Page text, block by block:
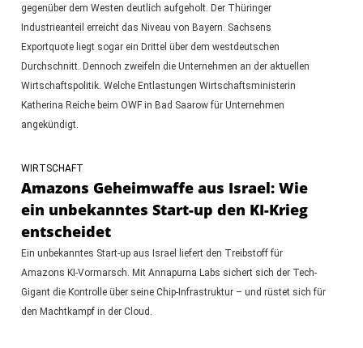
gegenüber dem Westen deutlich aufgeholt. Der Thüringer
Industrieanteil erreicht das Niveau von Bayern. Sachsens
Exportquote liegt sogar ein Drittel über dem westdeutschen
Durchschnitt. Dennoch zweifeln die Unternehmen an der aktuellen
Wirtschaftspolitik. Welche Entlastungen Wirtschaftsministerin
Katherina Reiche beim OWF in Bad Saarow für Unternehmen
angekündigt.
WIRTSCHAFT
Amazons Geheimwaffe aus Israel: Wie
ein unbekanntes Start-up den KI-Krieg
entscheidet
Ein unbekanntes Start-up aus Israel liefert den Treibstoff für
Amazons KI-Vormarsch. Mit Annapurna Labs sichert sich der Tech-
Gigant die Kontrolle über seine Chip-Infrastruktur – und rüstet sich für
den Machtkampf in der Cloud.